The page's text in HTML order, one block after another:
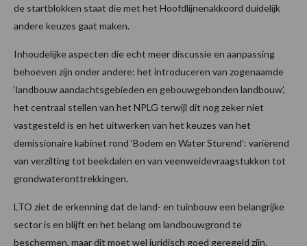
de startblokken staat die met het Hoofdlijnenakkoord duidelijk
andere keuzes gaat maken.
Inhoudelijke aspecten die echt meer discussie en aanpassing
behoeven zijn onder andere: het introduceren van zogenaamde
‘landbouw aandachtsgebieden en gebouwgebonden landbouw’,
het centraal stellen van het NPLG terwijl dit nog zeker niet
vastgesteld is en het uitwerken van het keuzes van het
demissionaire kabinet rond ‘Bodem en Water Sturend’: variërend
van verzilting tot beekdalen en van veenweidevraagstukken tot
grondwateronttrekkingen.
LTO ziet de erkenning dat de land- en tuinbouw een belangrijke
sector is en blijft en het belang om landbouwgrond te
beschermen, maar dit moet wel juridisch goed geregeld zijn.